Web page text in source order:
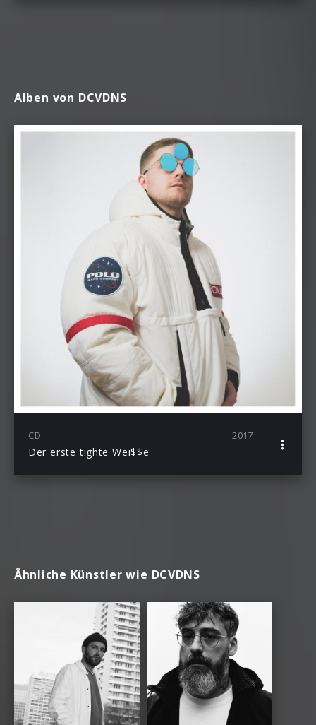
Alben von DCVDNS
CD 2017
Der erste tighte Wei$$e
Ähnliche Künstler wie DCVDNS